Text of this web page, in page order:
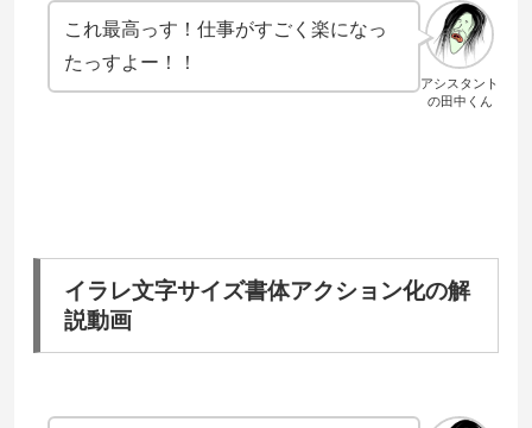
アシスタント
の田中くん
これ最高っす！仕事がすごく楽になっ
たっすよー！！
イラレ文字サイズ書体アクション化の解
説動画